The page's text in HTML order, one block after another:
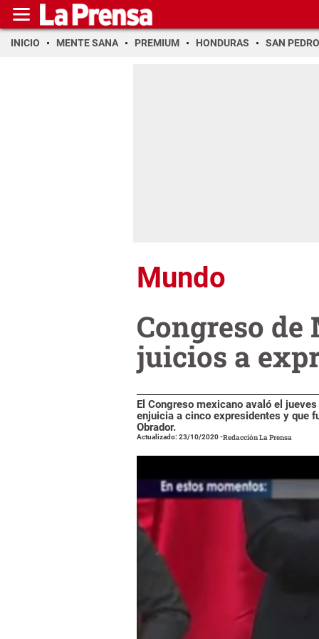
INICIO MENTE SANA PREMIUM HONDURAS SAN PEDRO
Mundo
Congreso
juicios a
El Congreso mexicano avaló el
enjuicia a cinco expresidentes y que
Obrador.
Actualizado: 23/10/2020-Redacción La Prensa